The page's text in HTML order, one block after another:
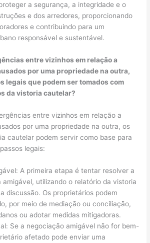
a segurança, a integridade e o
e dos arredores, proporcionando
e contribuindo para um
responsável e sustentável.
entre vizinhos em relação a
por uma propriedade na outra,
legais que podem ser tomados com
da vistoria cautelar?
entre vizinhos em relação a
por uma propriedade na outra, os
cautelar podem servir como base para
legais:
A primeira etapa é tentar resolver a
amigável, utilizando o relatório da vistoria
discussão. Os proprietários podem
por meio de mediação ou conciliação,
ou adotar medidas mitigadoras.
Se a negociação amigável não for bem-
afetado pode enviar uma